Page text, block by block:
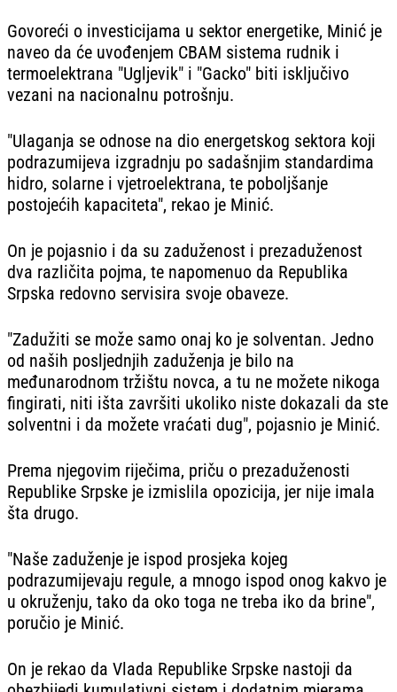
Govoreći o investicijama u sektor energetike, Minić je
naveo da će uvođenjem CBAM sistema rudnik i
termoelektrana "Ugljevik" i "Gacko" biti isključivo
vezani na nacionalnu potrošnju.
"Ulaganja se odnose na dio energetskog sektora koji
podrazumijeva izgradnju po sadašnjim standardima
hidro, solarne i vjetroelektrana, te poboljšanje
postojećih kapaciteta", rekao je Minić.
On je pojasnio i da su zaduženost i prezaduženost
dva različita pojma, te napomenuo da Republika
Srpska redovno servisira svoje obaveze.
"Zadužiti se može samo onaj ko je solventan. Jedno
od naših posljednjih zaduženja je bilo na
međunarodnom tržištu novca, a tu ne možete nikoga
fingirati, niti išta završiti ukoliko niste dokazali da ste
solventni i da možete vraćati dug", pojasnio je Minić.
Prema njegovim riječima, priču o prezaduženosti
Republike Srpske je izmislila opozicija, jer nije imala
šta drugo.
"Naše zaduženje je ispod prosjeka kojeg
podrazumijevaju regule, a mnogo ispod onog kakvo je
u okruženju, tako da oko toga ne treba iko da brine",
poručio je Minić.
On je rekao da Vlada Republike Srpske nastoji da